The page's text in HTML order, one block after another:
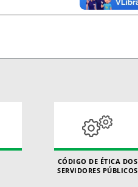
CÓDIGO DE ÉTICA DOS
SERVIDORES PÚBLICOS